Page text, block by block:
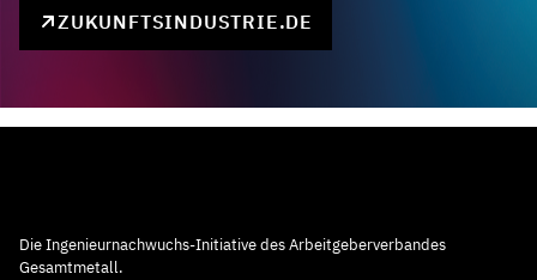
ZUKUNFTSINDUSTRIE.DE
Die Ingenieurnachwuchs-Initiative des Arbeitgeberverbandes
Gesamtmetall.